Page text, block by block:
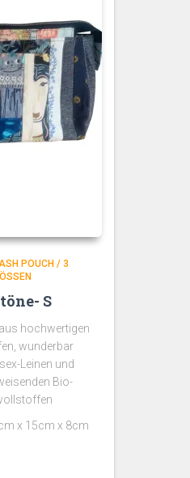
POUCH / 3
S
hochwertigen
wunderbar
Leinen und
Bio-
x 15cm x 8cm